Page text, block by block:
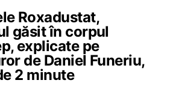
Roxadustat,
găsit în corpul
explicate pe
de Daniel Funeriu,
2 minute